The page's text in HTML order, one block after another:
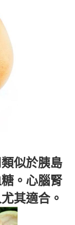
似於胰島
。心腦腎
其適合。